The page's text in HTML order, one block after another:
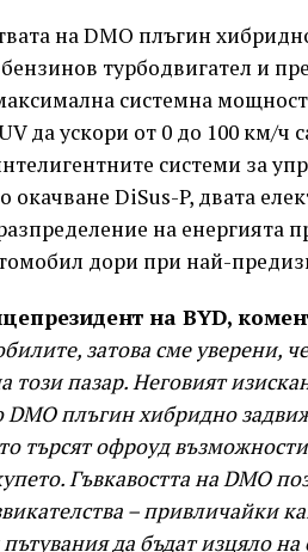
на DMO плъгин
турбодвигател и
системна
да ускори от 0 до 100 км/ч
системи за
окачване DiSus-P, двата
на енергията
дори при най-
на BYD,
затова сме уверени,
пазар. Неговият
плъгин хибридно
търсят офроуд
Гъвкавостта на DMO
– привличайки
да бъдат изцяло на